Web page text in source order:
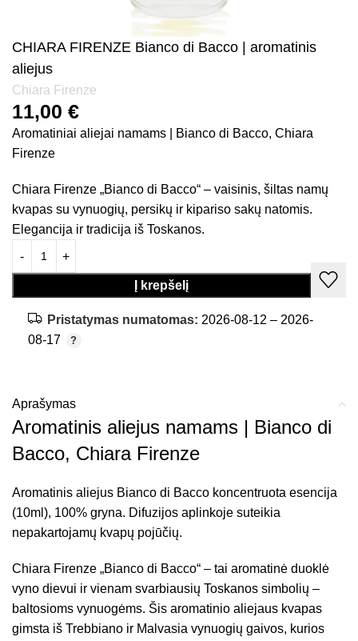
CHIARA FIRENZE Bianco di Bacco | aromatinis
aliejus
Chiara Firenze
11,00 €
Aromatiniai aliejai namams | Bianco di Bacco, Chiara
Firenze
Chiara Firenze „Bianco di Bacco“ – vaisinis, šiltas namų
kvapas su vynuogių, persikų ir kipariso sakų natomis.
Elegancija ir tradicija iš Toskanos.
Į krepšelį
Pristatymas numatomas: 2026-08-12 – 2026-
08-17
Aprašymas
Aromatinis aliejus namams | Bianco di
Bacco, Chiara Firenze
Aromatinis aliejus Bianco di Bacco koncentruota esencija
(10ml), 100% gryna. Difuzijos aplinkoje suteikia
nepakartojamų kvapų pojūčių.
Chiara Firenze „Bianco di Bacco“ – tai aromatinė duoklė
vyno dievui ir vienam svarbiausių Toskanos simbolių –
baltosioms vynuogėms. Šis aromatinio aliejaus kvapas
gimsta iš Trebbiano ir Malvasia vynuogių gaivos, kurios